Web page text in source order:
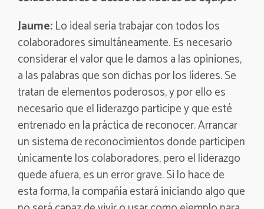
Jaume:Lo ideal sería trabajar con todos los
colaboradores simultáneamente. Es necesario
considerar el valor que le damos a las opiniones,
a las palabras que son dichas por los líderes. Se
tratan de elementos poderosos, y por ello es
necesario que el liderazgo participe y que esté
entrenado en la práctica de reconocer. Arrancar
un sistema de reconocimientos donde participen
únicamente los colaboradores, pero el liderazgo
quede afuera, es un error grave. Si lo hace de
esta forma, la compañía estará iniciando algo que